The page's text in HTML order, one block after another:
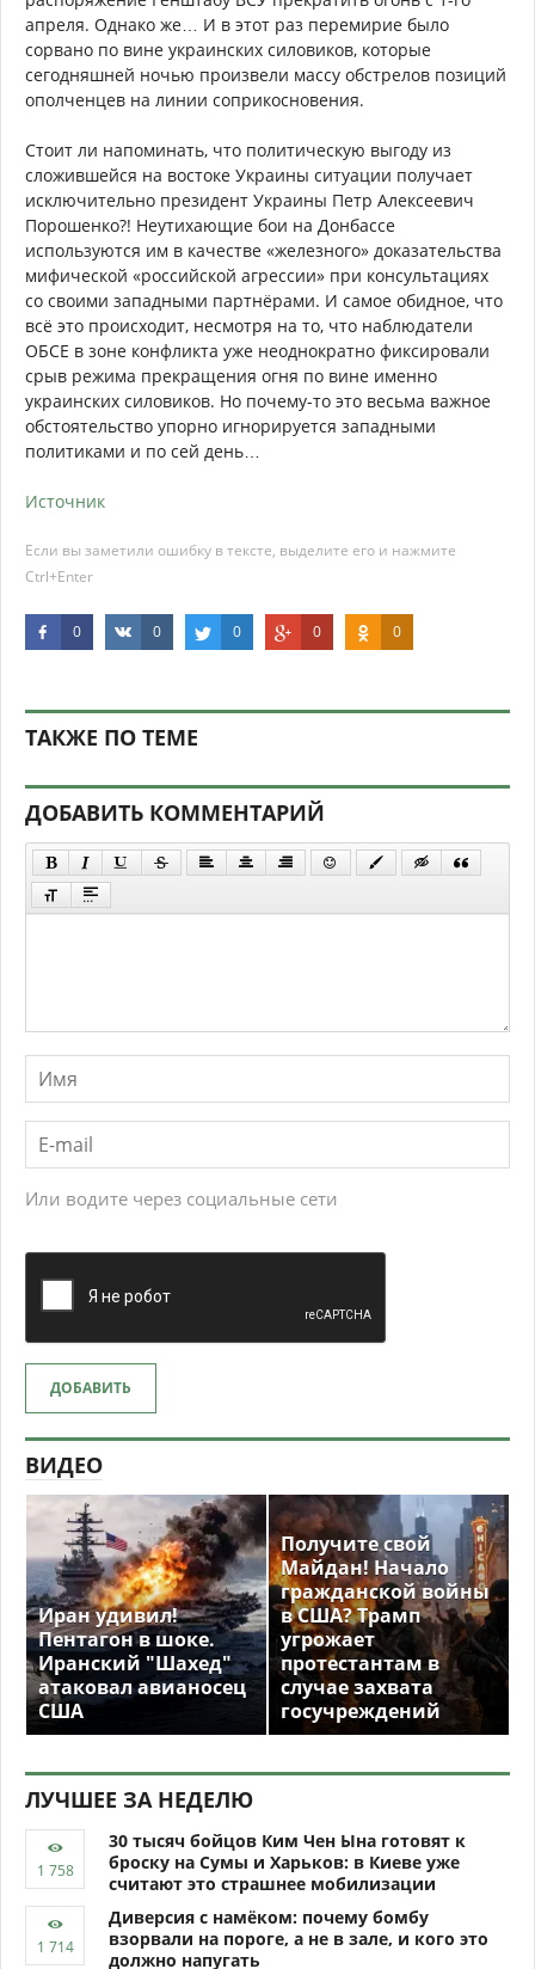
апреля. Однако же… И в этот раз перемирие было
сорвано по вине украинских силовиков, которые
сегодняшней ночью произвели массу обстрелов позиций
ополченцев на линии соприкосновения.
Стоит ли напоминать, что политическую выгоду из
сложившейся на востоке Украины ситуации получает
исключительно президент Украины Петр Алексеевич
Порошенко?! Неутихающие бои на Донбассе
используются им в качестве «железного» доказательства
мифической «российской агрессии» при консультациях
со своими западными партнёрами. И самое обидное, что
всё это происходит, несмотря на то, что наблюдатели
ОБСЕ в зоне конфликта уже неоднократно фиксировали
срыв режима прекращения огня по вине именно
украинских силовиков. Но почему-то это весьма важное
обстоятельство упорно игнорируется западными
политиками и по сей день…
Источник
Если вы заметили ошибку в тексте, выделите его и нажмите
Ctrl+Enter
0 0 0 0 0
ТАКЖЕ ПО ТЕМЕ
ДОБАВИТЬ КОММЕНТАРИЙ
Или водите через социальные сети
ДОБАВИТЬ
ВИДЕО
Иран удивил!
Пентагон в шоке.
Иранский "Шахед"
атаковал авианосец
США
Получите свой
Майдан! Начало
гражданской войны
в США? Трамп
угрожает
протестантам в
случае захвата
госучреждений
ЛУЧШЕЕ ЗА НЕДЕЛЮ
30 тысяч бойцов Ким Чен Ына готовят к
броску на Сумы и Харьков: в Киеве уже
считают это страшнее мобилизации
Диверсия с намёком: почему бомбу
взорвали на пороге, а не в зале, и кого это
должно напугать